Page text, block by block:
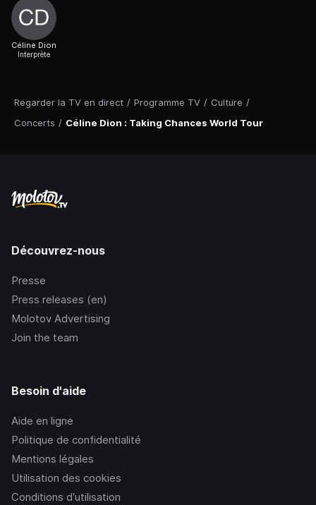
Regarder la TV en direct / Programme TV / Culture /
Concerts / Céline Dion : Taking Chances World Tour
Céline Dion
Interprète
Découvrez-nous
Presse
Press releases (en)
Molotov Advertising
Join the team
Besoin d'aide
Aide en ligne
Politique de confidentialité
Mentions légales
Utilisation des cookies
Conditions d’utilisation